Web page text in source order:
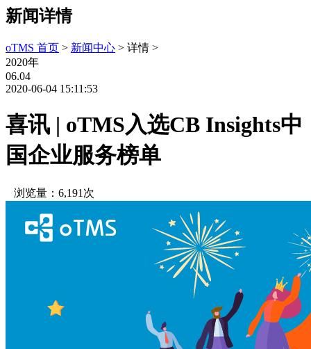
新闻详情
oTMS 首页 > 新闻中心 > 详情 >
2020年
06.04
2020-06-04 15:11:53
喜讯 | oTMS入选CB Insights中
国企业服务榜单
浏览量：6,191次